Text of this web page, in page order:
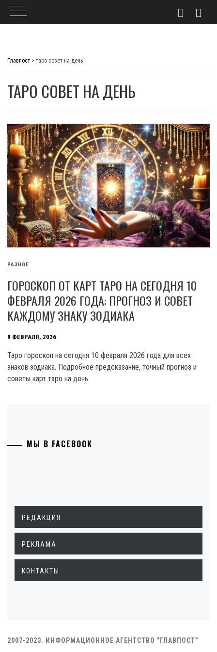
Главпост > таро совет на день
ТАРО СОВЕТ НА ДЕНЬ
РАЗНОЕ
ГОРОСКОП ОТ КАРТ ТАРО НА СЕГОДНЯ 10
ФЕВРАЛЯ 2026 ГОДА: ПРОГНОЗ И СОВЕТ
КАЖДОМУ ЗНАКУ ЗОДИАКА
9 ФЕВРАЛЯ, 2026
Таро гороскоп на сегодня 10 февраля 2026 года для всех
знаков зодиака. Подробное предсказание, точный прогноз и
советы карт таро на день
МЫ В FACEBOOK
РЕДАКЦИЯ
РЕКЛАМА
КОНТАКТЫ
2007-2023. ИНФОРМАЦИОННОЕ АГЕНТСТВО "ГЛАВПОСТ"